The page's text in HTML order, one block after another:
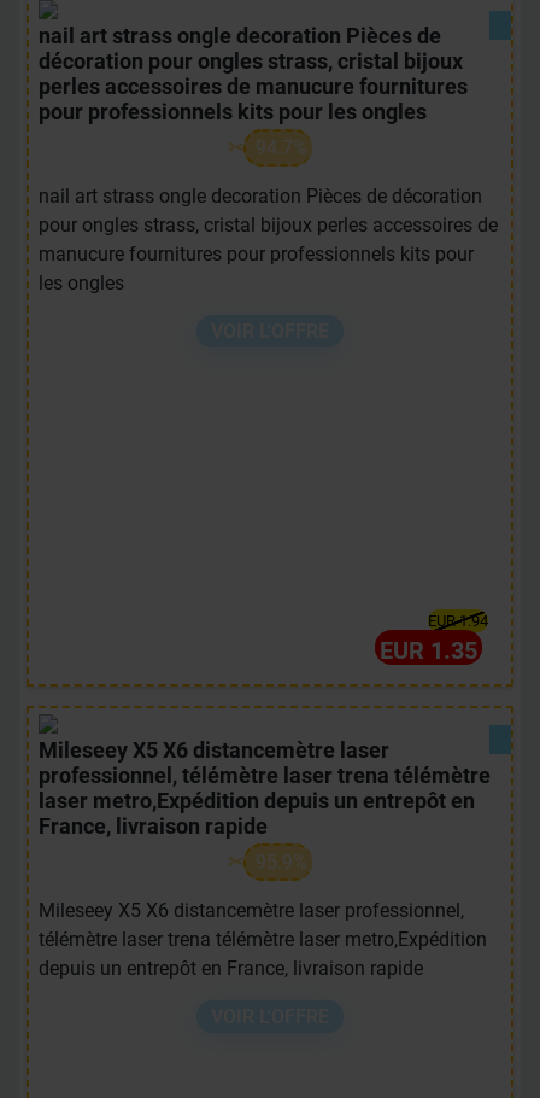
nail art strass ongle decoration Pièces de
décoration pour ongles strass, cristal bijoux
perles accessoires de manucure fournitures
pour professionnels kits pour les ongles
94.7%
nail art strass ongle decoration Pièces de décoration
pour ongles strass, cristal bijoux perles accessoires de
manucure fournitures pour professionnels kits pour
les ongles
EUR 1.94
EUR 1.35
Mileseey X5 X6 distancemètre laser
professionnel, télémètre laser trena télémètre
laser metro,Expédition depuis un entrepôt en
France, livraison rapide
95.9%
Mileseey X5 X6 distancemètre laser professionnel,
télémètre laser trena télémètre laser metro,Expédition
depuis un entrepôt en France, livraison rapide